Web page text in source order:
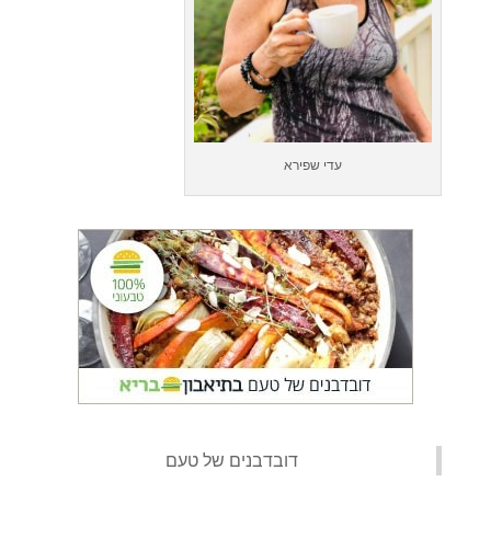
עדי שפירא
‏דובדבנים של טעם‏